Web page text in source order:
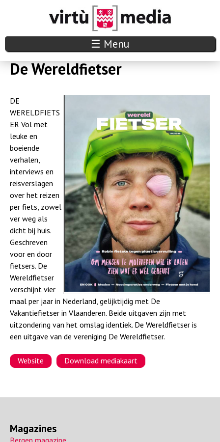
Overslaan
en
naar
de
inhoud
V
i
t
u
m
e
d
a
☰ Menu
De Wereldfietser
DE
WERELDFIETS
ER Vol met
leuke en
boeiende
verhalen,
interviews en
reisverslagen
over het reizen
per fiets, zowel
ver weg als
dicht bij huis.
Geschreven
voor en door
fietsers. De
Wereldfietser
verschijnt vier
maal per jaar in Nederland, gelijktijdig met De
Vakantiefietser in Vlaanderen. Beide uitgaven zijn met
uitzondering van het omslag identiek. De Wereldfietser is
een uitgave van de vereniging De Wereldfietser.
Website Download mediakaart
Magazines
Bergen magazine